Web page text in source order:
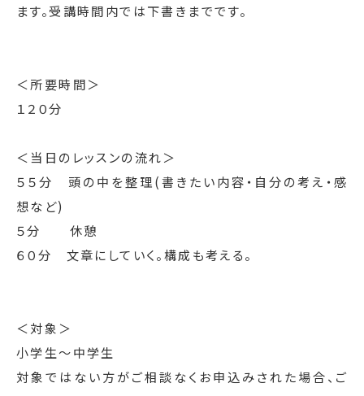
ます。受講時間内では下書きまでです。
＜所要時間＞
１２０分
＜当日のレッスンの流れ＞
５５分　頭の中を整理(書きたい内容・自分の考え・感
想など)
５分　　休憩
６０分　文章にしていく。構成も考える。
＜対象＞
小学生～中学生
対象ではない方がご相談なくお申込みされた場合、ご